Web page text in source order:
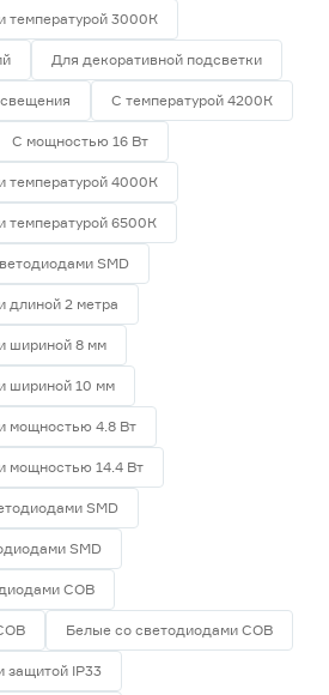
температурой 3000К
Для декоративной подсветки
С температурой 4200К
С мощностью 16 Вт
температурой 4000К
температурой 6500К
SMD
длиной 2 метра
шириной 8 мм
шириной 10 мм
мощностью 4.8 Вт
мощностью 14.4 Вт
SMD
SMD
СОВ
Белые со светодиодами СОВ
защитой IP33